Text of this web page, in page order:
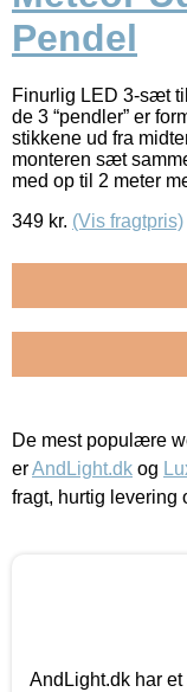
Pendel
Finurlig LED 3-sæt
de 3 “pendler” er
stikkene ud fra
monteren sæt
med op til 2 meter
349 kr. (Vis fragtpris)
De mest populære
erAndLight.dk og
fragt, hurtig levering
AndLight.dk har